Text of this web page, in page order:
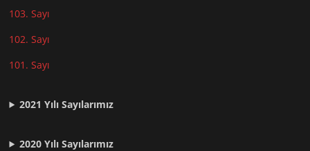
103. Sayı
102. Sayı
101. Sayı
2021 Yılı Sayılarımız
2020 Yılı Sayılarımız